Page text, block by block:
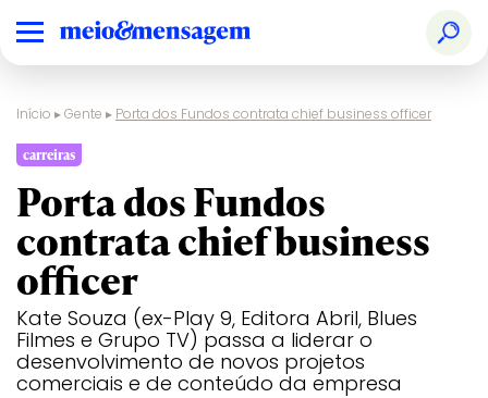
Início ▸Gente ▸ Porta dos Fundos contrata chief business officer
carreiras
Porta dos Fundos
contrata chief business
officer
Kate Souza (ex-Play 9, Editora Abril, Blues
Filmes e Grupo TV) passa a liderar o
desenvolvimento de novos projetos
comerciais e de conteúdo da empresa